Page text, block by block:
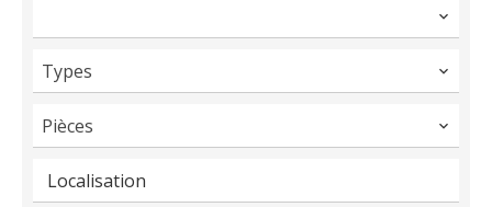
Types
Pièces
Localisation